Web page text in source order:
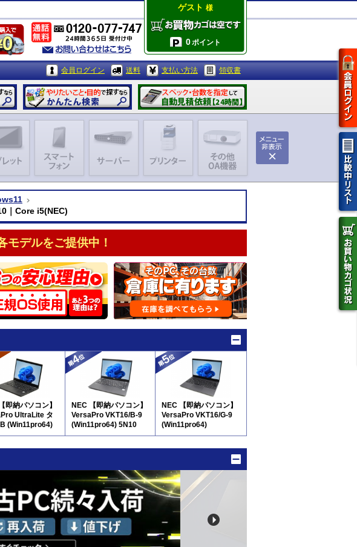
ゲスト 様
0ポイント
会員ログイン 送料 支払い方法 領収書
｜Core i5(NEC)
デルをご提供中！
即納パソコン】
UltraLite タ
(Win11pro64)
品) 5N8
NEC 【即納パソコン】
VersaPro VKT16/B-9
(Win11pro64) 5N10
NEC 【即納パソコン】
VersaPro VKT16/G-9
(Win11pro64)